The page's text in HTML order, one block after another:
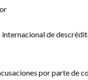
de
por parte de